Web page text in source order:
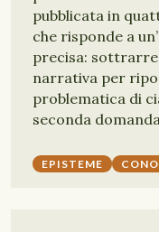
pubblicata in
che risponde a
precisa:
narrativa per
problematica di
seconda
EPISTEME